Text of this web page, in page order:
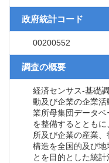
政府統計コード
00200552
調査の概要
経済センサス‐基礎
動及び企業の企業
業所母集団データ
を整備するととも
所及び企業の産業
構造を全国的及び地
とを目的とした統